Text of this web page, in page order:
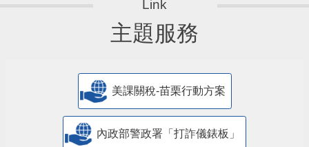
主題服務
美課關稅-苗栗行動方案
內政部警政署「打詐儀錶板」